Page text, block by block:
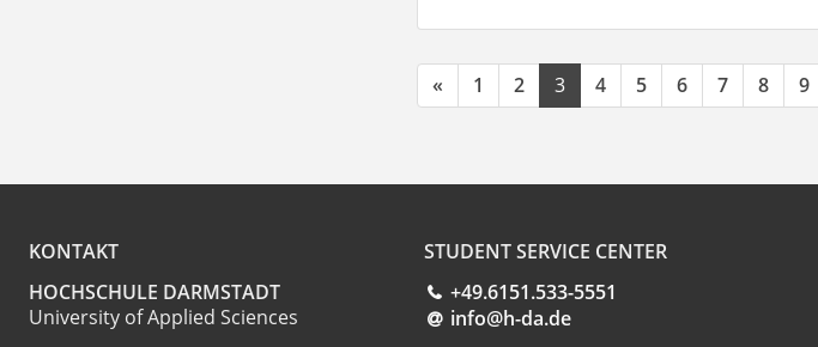
« 1 2 3 4 5 6 7 8 9
KONTAKT
HOCHSCHULE DARMSTADT
University of Applied Sciences
STUDENT SERVICE CENTER
+49.6151.533-5551
info@h-da.de